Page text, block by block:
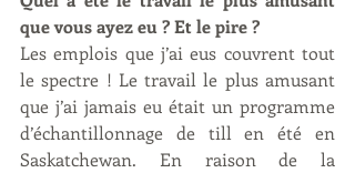
que vous ayez eu ? Et le pire ?
Les emplois que j’ai eus couvrent tout
le spectre ! Le travail le plus amusant
que j’ai jamais eu était un programme
d’échantillonnage de till en été en
Saskatchewan. En raison de la